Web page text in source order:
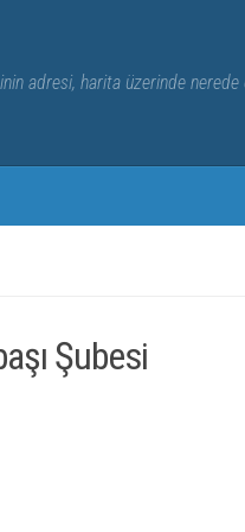
adresi, harita üzerinde
Şubesi